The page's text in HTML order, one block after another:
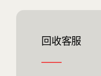
回收客服